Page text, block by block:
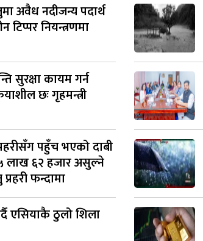
अवैध नदीजन्य पदार्थ
टिप्पर नियन्त्रणमा
सुरक्षा कायम गर्न
छः गृहमन्त्री
पहुँच भएको दाबी
लाख ६२ हजार असुल्ने
फन्दामा
एसियाकै ठुलो शिला